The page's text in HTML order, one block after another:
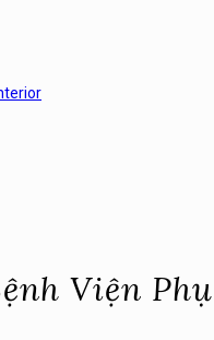
Viện